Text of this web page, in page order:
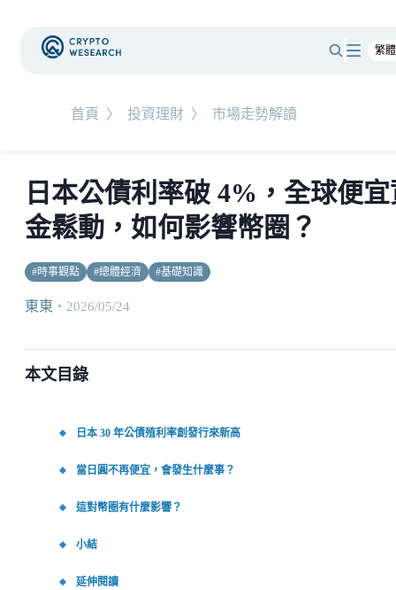
首頁 〉 投資理財 〉 市場走勢解讀
日本公債利率破 4%，全球便宜
金鬆動，如何影響幣圈？
#時事觀點 #總體經濟 #基礎知識
東東 ・ 2026/05/24
本文目錄
日本 30 年公債殖利率創發行來新高
當日圓不再便宜，會發生什麼事？
這對幣圈有什麼影響？
小結
延伸閱讀